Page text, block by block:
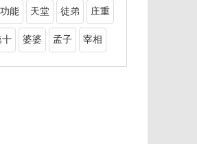
功能 天堂 徒弟 庄重
十 婆婆 孟子 宰相